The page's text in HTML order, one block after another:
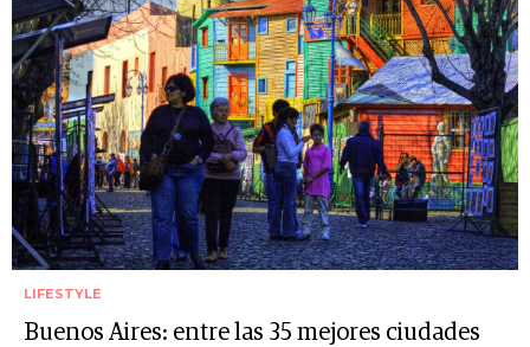
LIFESTYLE
Buenos Aires: entre las 35 mejores ciudades